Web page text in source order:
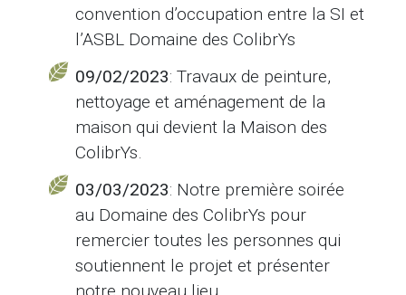
convention d’occupation entre la SI et
l’ASBL Domaine des ColibrYs
09/02/2023: Travaux de peinture,
nettoyage et aménagement de la
maison qui devient la Maison des
ColibrYs.
03/03/2023: Notre première soirée
au Domaine des ColibrYs pour
remercier toutes les personnes qui
soutiennent le projet et présenter
notre nouveau lieu.